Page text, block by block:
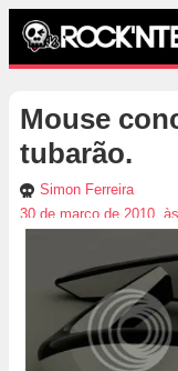
Mouse
tubarão.
Simon Ferreira
30 de março de 2010,